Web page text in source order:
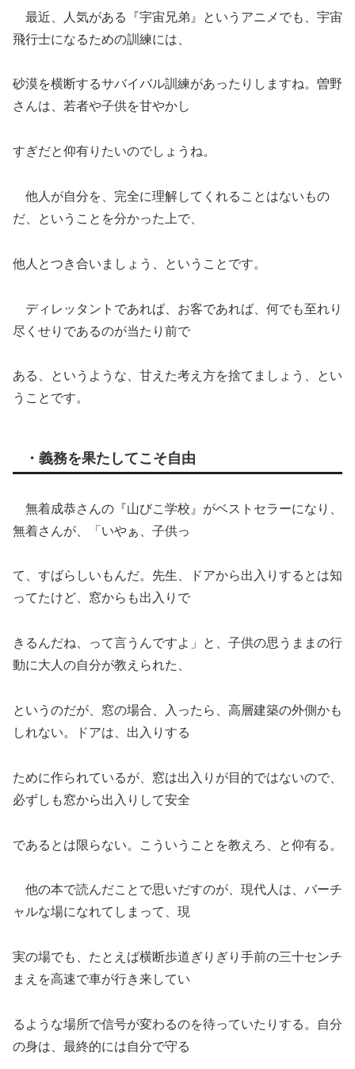
最近、人気がある『宇宙兄弟』というアニメでも、宇宙
飛行士になるための訓練には、
砂漠を横断するサバイバル訓練があったりしますね。曽野
さんは、若者や子供を甘やかし
すぎだと仰有りたいのでしょうね。
他人が自分を、完全に理解してくれることはないもの
だ、ということを分かった上で、
他人とつき合いましょう、ということです。
ディレッタントであれば、お客であれば、何でも至れり
尽くせりであるのが当たり前で
ある、というような、甘えた考え方を捨てましょう、とい
うことです。
・義務を果たしてこそ自由
無着成恭さんの『山びこ学校』がベストセラーになり、
無着さんが、「いやぁ、子供っ
て、すばらしいもんだ。先生、ドアから出入りするとは知
ってたけど、窓からも出入りで
きるんだね、って言うんですよ」と、子供の思うままの行
動に大人の自分が教えられた、
というのだが、窓の場合、入ったら、高層建築の外側かも
しれない。ドアは、出入りする
ために作られているが、窓は出入りが目的ではないので、
必ずしも窓から出入りして安全
であるとは限らない。こういうことを教えろ、と仰有る。
他の本で読んだことで思いだすのが、現代人は、バーチ
ャルな場になれてしまって、現
実の場でも、たとえば横断歩道ぎりぎり手前の三十センチ
まえを高速で車が行き来してい
るような場所で信号が変わるのを待っていたりする。自分
の身は、最終的には自分で守る